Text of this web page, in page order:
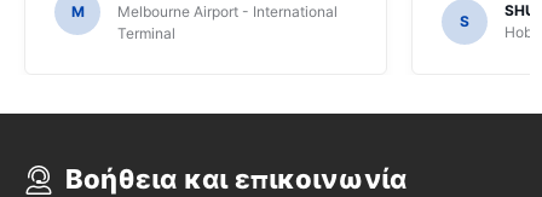
M
Melbourne Airport - International
Terminal
S
Βοήθεια και επικοινωνία